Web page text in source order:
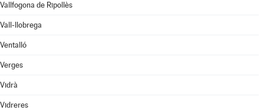
Vallfogona de Ripollès
Vall-llobrega
Ventalló
Verges
Vidrà
Vidreres